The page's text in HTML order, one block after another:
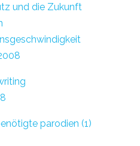
und die Zukunft
parodien (1)